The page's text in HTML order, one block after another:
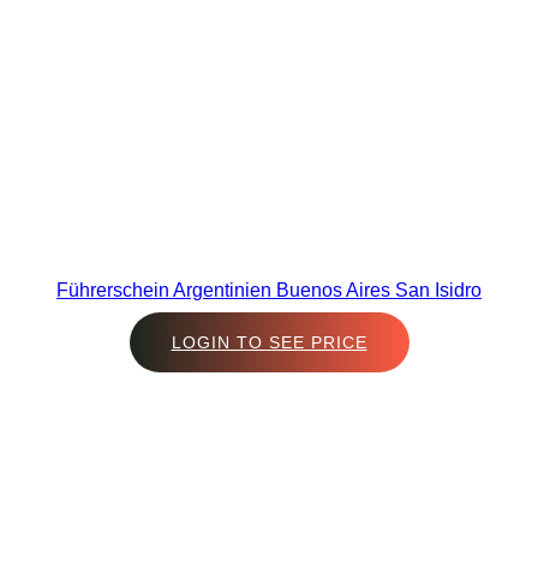
Führerschein Argentinien Buenos Aires San Isidro
LOGIN TO SEE PRICE